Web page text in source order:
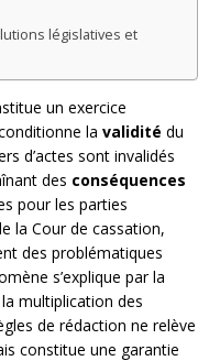
législatives et
un exercice
la validité du
d’actes sont invalidés
des conséquences
pour les parties
la Cour de cassation,
des problématiques
s’explique par la
multiplication des
de rédaction ne relève
constitue une garantie